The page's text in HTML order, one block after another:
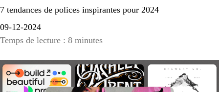
7 tendances de polices inspirantes pour 2024
09-12-2024
Temps de lecture : 8 minutes